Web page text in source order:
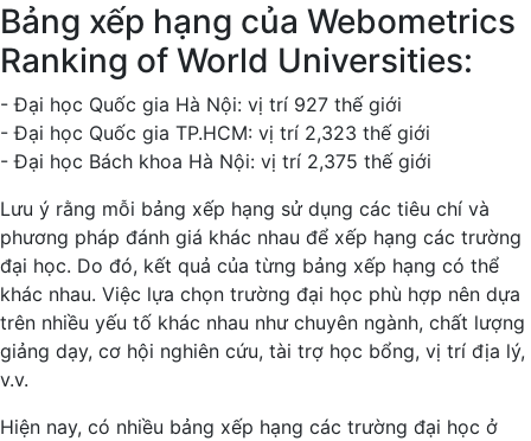
Bảng xếp hạng của Webometrics
Ranking of World Universities:
- Đại học Quốc gia Hà Nội: vị trí 927 thế giới
- Đại học Quốc gia TP.HCM: vị trí 2,323 thế giới
- Đại học Bách khoa Hà Nội: vị trí 2,375 thế giới
Lưu ý rằng mỗi bảng xếp hạng sử dụng các tiêu chí và
phương pháp đánh giá khác nhau để xếp hạng các trường
đại học. Do đó, kết quả của từng bảng xếp hạng có thể
khác nhau. Việc lựa chọn trường đại học phù hợp nên dựa
trên nhiều yếu tố khác nhau như chuyên ngành, chất lượng
giảng dạy, cơ hội nghiên cứu, tài trợ học bổng, vị trí địa lý,
v.v.
Hiện nay, có nhiều bảng xếp hạng các trường đại học ở